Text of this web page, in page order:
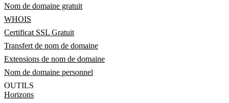
Nom de domaine gratuit
WHOIS
Certificat SSL Gratuit
Transfert de nom de domaine
Extensions de nom de domaine
Nom de domaine personnel
OUTILS
Horizons